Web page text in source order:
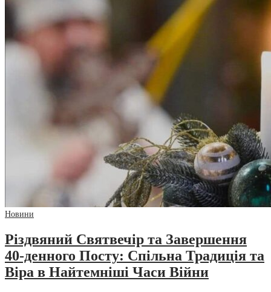
Новини
Різдвяний Святвечір та Завершення
40-денного Посту: Спільна Традиція та
Віра в Найтемніші Часи Війни